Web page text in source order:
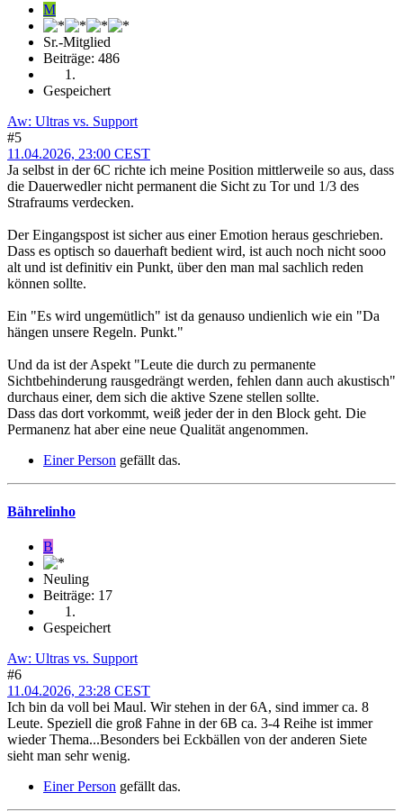
M
Sr.-Mitglied
Beiträge: 486
Gespeichert
Aw: Ultras vs. Support
#5
11.04.2026, 23:00 CEST
Ja selbst in der 6C richte ich meine Position mittlerweile so aus, dass
die Dauerwedler nicht permanent die Sicht zu Tor und 1/3 des
Strafraums verdecken.
Der Eingangspost ist sicher aus einer Emotion heraus geschrieben.
Dass es optisch so dauerhaft bedient wird, ist auch noch nicht sooo
alt und ist definitiv ein Punkt, über den man mal sachlich reden
können sollte.
Ein "Es wird ungemütlich" ist da genauso undienlich wie ein "Da
hängen unsere Regeln. Punkt."
Und da ist der Aspekt "Leute die durch zu permanente
Sichtbehinderung rausgedrängt werden, fehlen dann auch akustisch"
durchaus einer, dem sich die aktive Szene stellen sollte.
Dass das dort vorkommt, weiß jeder der in den Block geht. Die
Permanenz hat aber eine neue Qualität angenommen.
Einer Person gefällt das.
Bährelinho
B
Neuling
Beiträge: 17
Gespeichert
Aw: Ultras vs. Support
#6
11.04.2026, 23:28 CEST
Ich bin da voll bei Maul. Wir stehen in der 6A, sind immer ca. 8
Leute. Speziell die groß Fahne in der 6B ca. 3-4 Reihe ist immer
wieder Thema...Besonders bei Eckbällen von der anderen Siete
sieht man sehr wenig.
Einer Person gefällt das.